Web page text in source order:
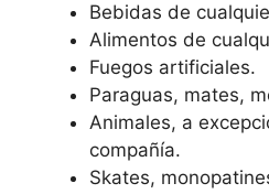
Bebidas de
Alimentos de
Fuegos artificiales.
Paraguas, mates,
Animales, a
compañía.
Skates,